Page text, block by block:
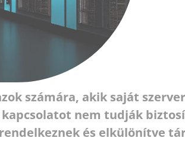
számára, akik saját
kapcsolatot nem tudják
és elkülönítve